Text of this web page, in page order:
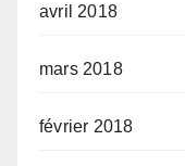
avril 2018
mars 2018
février 2018